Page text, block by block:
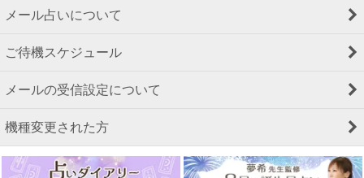
メール占いについて
ご待機スケジュール
メールの受信設定について
機種変更された方